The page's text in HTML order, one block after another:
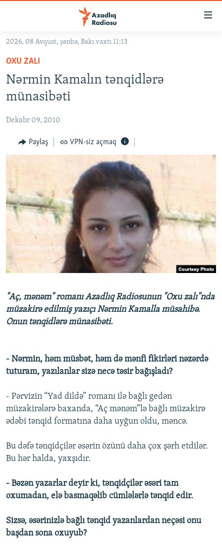
Əsas
qayıt
Əsas
naviqasiyaya
qayıt
Axtarışa
KORRUPSIOMETR
FƏRQƏ BAX
QANUNI DOĞRU
VIDEO
FOTOQALEREYA
İNFOQRAFIKA
KARIKATURA
RADIO ARXIV
OXU ZALI
AZƏRBAYCAN ƏDƏBIYYATI KITABXANASI
İSLAM VƏ DEMOKRATIYA
İZ - MƏDƏNIYYƏT PROQRAMI
HAQQIMIZDA
MISSIYAMIZ
PEŞƏ ETIKASI VƏ JURNALISTIKA STANDARTLARIMIZ
MATERIALLARIMIZDAN ISTIFADƏ
BIZIMLƏ ƏLAQƏ
XƏBƏR BÜLLETENLƏRIMIZ
2026, 08 Avqust, şənbə, Bakı vaxtı 11:13
OXU ZALI
Nərmin Kamalın tənqidlərə
münasibəti
Dekabr 09, 2010
Paylaş VPN-siz açmaq
"Aç, mənəm" romanı Azadlıq Radiosunun "Oxu zalı"nda
müzakirə edilmiş yazıçı Nərmin Kamalla müsahibə.
Onun tənqidlərə münasibəti.
- Nərmin, həm müsbət, həm də mənfi fikirləri nəzərdə
tuturam, yazılanlar sizə necə təsir bağışladı?
- Pərvizin “Yad dildə” romanı ilə bağlı gedən
müzakirələrə baxanda, “Aç mənəm”lə bağlı müzakirə
ədəbi tənqid formatına daha uyğun oldu, məncə.
Bu dəfə tənqidçilər əsərin özünü daha çox şərh etdilər.
Bu hər halda, yaxşıdır.
- Bəzən yazarlar deyir ki, tənqidçilər əsəri tam
oxumadan, elə basmaqəlib cümlələrlə tənqid edir.
Sizsə, əsərinizlə bağlı tənqid yazanlardan neçəsi onu
başdan sona oxuyub?